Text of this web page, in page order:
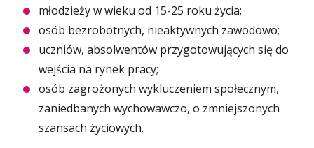
młodzieży w wieku od 15-25 roku życia;
osób bezrobotnych, nieaktywnych zawodowo;
uczniów, absolwentów przygotowujących się do
wejścia na rynek pracy;
osób zagrożonych wykluczeniem społecznym,
zaniedbanych wychowawczo, o zmniejszonych
szansach życiowych.